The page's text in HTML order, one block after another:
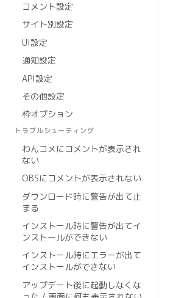
コメント設定
サイト別設定
UI設定
通知設定
API設定
その他設定
枠オプション
トラブルシューティング
わんコメにコメントが表示され
ない
OBSにコメントが表示されない
ダウンロード時に警告が出て止
まる
インストール時に警告が出てイ
ンストールができない
インストール時にエラーが出て
インストールができない
アップデート後に起動しなくな